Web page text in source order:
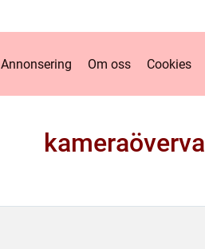
Annonsering Om oss Cookies